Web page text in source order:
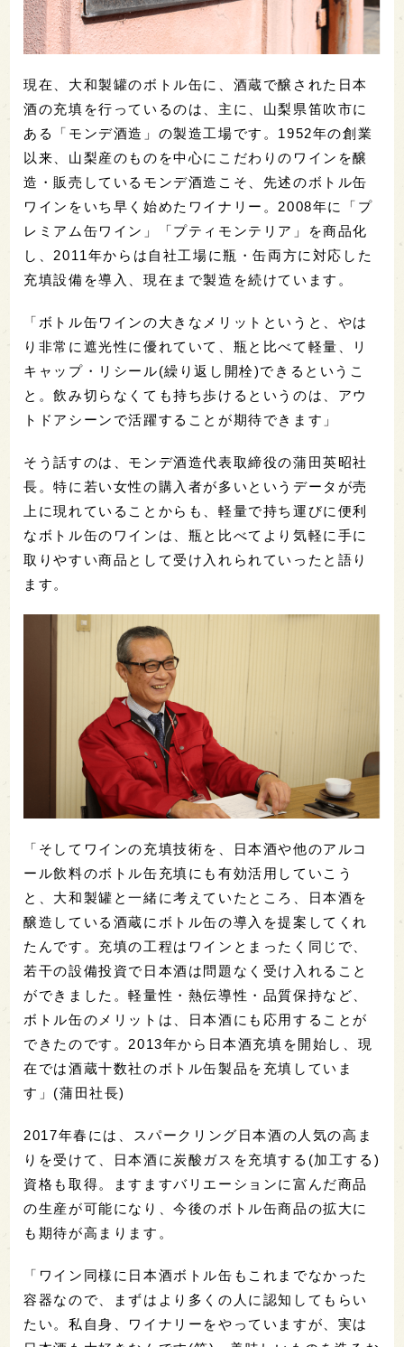
現在、大和製罐のボトル缶に、酒蔵で醸された日本
酒の充填を行っているのは、主に、山梨県笛吹市に
ある「モンデ酒造」の製造工場です。1952年の創業
以来、山梨産のものを中心にこだわりのワインを醸
造・販売しているモンデ酒造こそ、先述のボトル缶
ワインをいち早く始めたワイナリー。2008年に「プ
レミアム缶ワイン」「プティモンテリア」を商品化
し、2011年からは自社工場に瓶・缶両方に対応した
充填設備を導入、現在まで製造を続けています。
「ボトル缶ワインの大きなメリットというと、やは
り非常に遮光性に優れていて、瓶と比べて軽量、リ
キャップ・リシール(繰り返し開栓)できるというこ
と。飲み切らなくても持ち歩けるというのは、アウ
トドアシーンで活躍することが期待できます」
そう話すのは、モンデ酒造代表取締役の蒲田英昭社
長。特に若い女性の購入者が多いというデータが売
上に現れていることからも、軽量で持ち運びに便利
なボトル缶のワインは、瓶と比べてより気軽に手に
取りやすい商品として受け入れられていったと語り
ます。
「そしてワインの充填技術を、日本酒や他のアルコ
ール飲料のボトル缶充填にも有効活用していこう
と、大和製罐と一緒に考えていたところ、日本酒を
醸造している酒蔵にボトル缶の導入を提案してくれ
たんです。充填の工程はワインとまったく同じで、
若干の設備投資で日本酒は問題なく受け入れること
ができました。軽量性・熱伝導性・品質保持など、
ボトル缶のメリットは、日本酒にも応用することが
できたのです。2013年から日本酒充填を開始し、現
在では酒蔵十数社のボトル缶製品を充填していま
す」(蒲田社長)
2017年春には、スパークリング日本酒の人気の高ま
りを受けて、日本酒に炭酸ガスを充填する(加工する)
資格も取得。ますますバリエーションに富んだ商品
の生産が可能になり、今後のボトル缶商品の拡大に
も期待が高まります。
「ワイン同様に日本酒ボトル缶もこれまでなかった
容器なので、まずはより多くの人に認知してもらい
たい。私自身、ワイナリーをやっていますが、実は